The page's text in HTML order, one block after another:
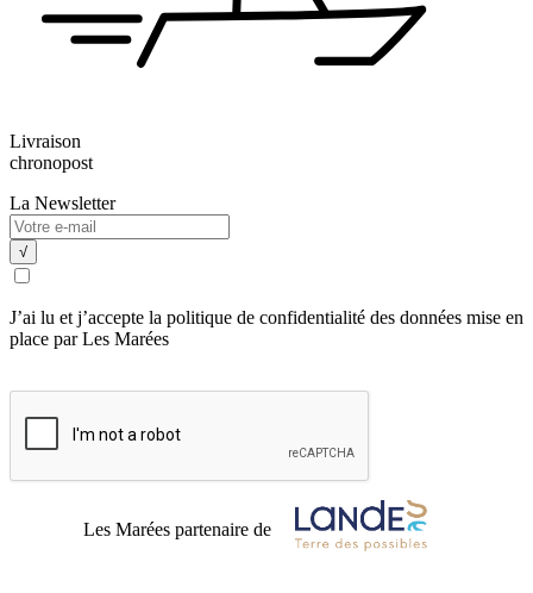
Livraison
chronopost
La Newsletter
J’ai lu et j’accepte la politique de confidentialité des données mise en
place par Les Marées
Les Marées partenaire de